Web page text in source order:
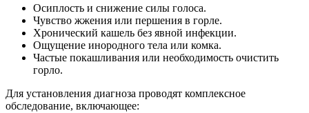
Осиплость и снижение силы голоса.
Чувство жжения или першения в горле.
Хронический кашель без явной инфекции.
Ощущение инородного тела или комка.
Частые покашливания или необходимость очистить
горло.
Для установления диагноза проводят комплексное
обследование, включающее: